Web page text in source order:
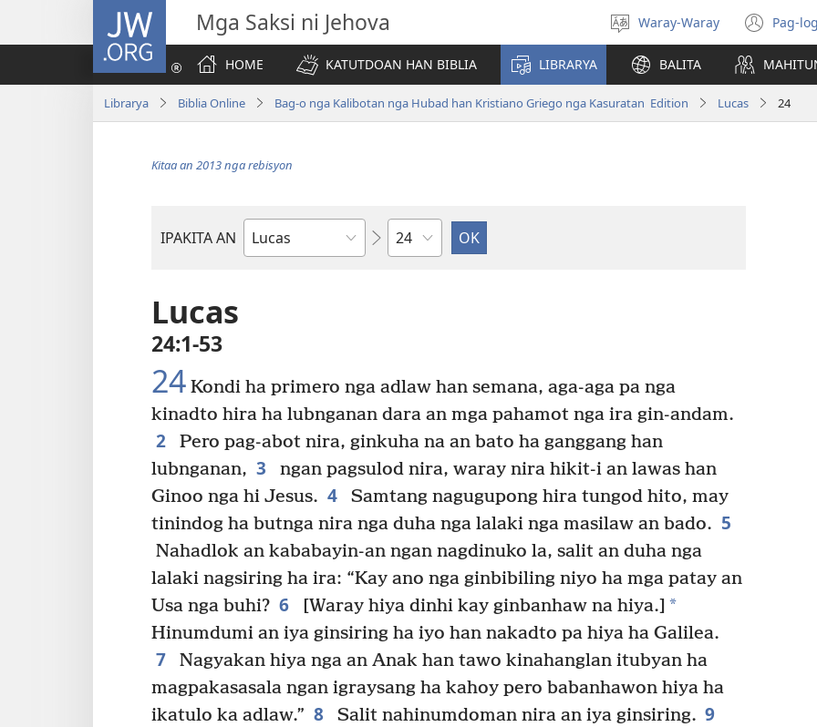
JW.ORG Mga Saksi ni Jehova
Pagpili
hin
yinaknan
Waray-Waray Pag-
new
HOME
KATUTDOAN HAN BIBLIA LIBRARYA BALITA
Librarya Biblia Online Bag-o nga Kalibotan nga Hubad han Kristiano Griego nga Kasuratan Edition Lucas 24
Kitaa an 2013 nga rebisyon
IPAKITA AN
Libro
Kapitulo
Lucas
24:1-53
24 Kondi ha primero nga adlaw han semana, aga-aga pa nga
kinadto hira ha lubnganan dara an mga pahamot nga ira gin-andam.
2
Pero pag-abot nira, ginkuha na an bato ha ganggang han
lubnganan, 3
ngan pagsulod nira, waray nira hikit-i an lawas han
Ginoo nga hi Jesus. 4
Samtang nagugupong hira tungod hito, may
tinindog ha butnga nira nga duha nga lalaki nga masilaw an bado. 5
Nahadlok an kababayin-an ngan nagdinuko la, salit an duha nga
lalaki nagsiring ha ira: “Kay ano nga ginbibiling niyo ha mga patay an
Usa nga buhi? 6 [Waray hiya dinhi kay ginbanhaw na hiya.] *
Hinumdumi an iya ginsiring ha iyo han nakadto pa hiya ha Galilea.
7
Nagyakan hiya nga an Anak han tawo kinahanglan itubyan ha
magpakasasala ngan igraysang ha kahoy pero babanhawon hiya ha
ikatulo ka adlaw.” 8 Salit nahinumdoman nira an iya ginsiring. 9